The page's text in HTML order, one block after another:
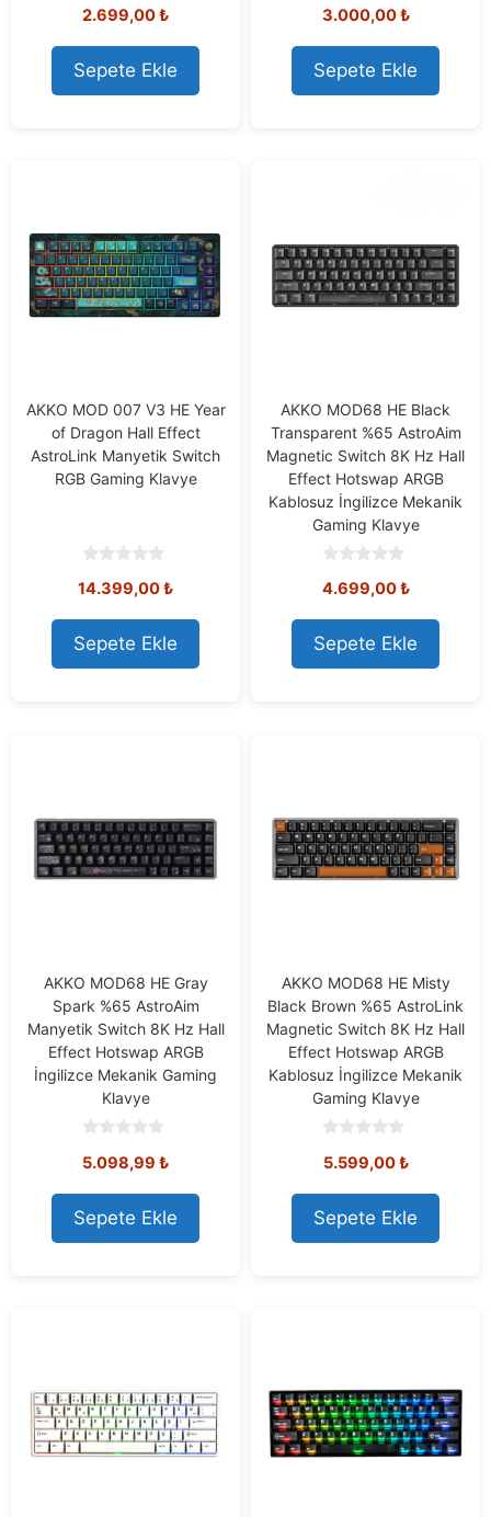
o
t
o
f
5
2.699,00₺
Sepete Ekle
out of 5
3.000,00₺
Sepete Ekle
AKKO MOD 007 V3 HE Year
of Dragon Hall Effect
AstroLink Manyetik Switch
RGB Gaming Klavye
o
t
o
f
5
14.399,00₺
Sepete Ekle
AKKO MOD68 HE Black
Transparent %65 AstroAim
Magnetic Switch 8K Hz Hall
Effect Hotswap ARGB
Kablosuz İngilizce Mekanik
Gaming Klavye
o
t
o
f
5
4.699,00₺
Sepete Ekle
AKKO MOD68 HE Gray
Spark %65 AstroAim
Manyetik Switch 8K Hz Hall
Effect Hotswap ARGB
İngilizce Mekanik Gaming
Klavye
o
t
o
f
5
5.098,99 ₺
Sepete Ekle
AKKO MOD68 HE Misty
Black Brown %65 AstroLink
Magnetic Switch 8K Hz Hall
Effect Hotswap ARGB
Kablosuz İngilizce Mekanik
Gaming Klavye
o
t
o
f
5
5.599,00₺
Sepete Ekle